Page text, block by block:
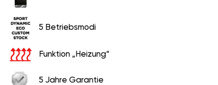
5 Betriebsmodi
Funktion „Heizung“
5 Jahre Garantie